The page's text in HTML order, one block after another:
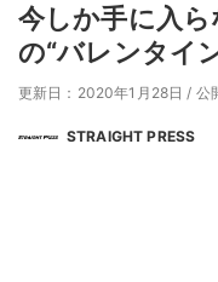
今しか手に入
の“バレンタイ
更新日：2020年1月28日 / 公
STRAIGHT PRESS